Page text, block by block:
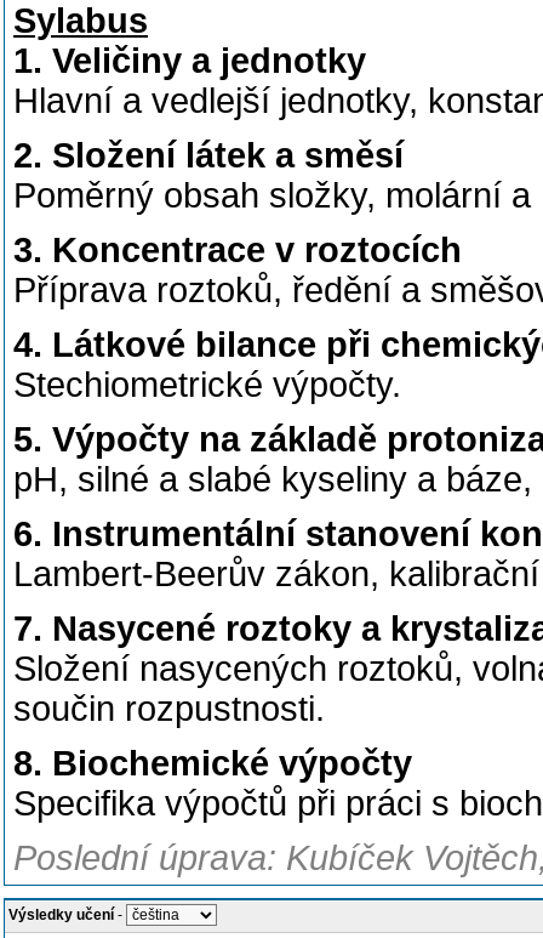
Sylabus
1. Veličiny a jednotky
Hlavní a vedlejší jednotky,
2. Složení látek a směsí
Poměrný obsah složky, molární
3. Koncentrace v roztocích
Příprava roztoků, ředění a
4. Látkové bilance při
Stechiometrické výpočty.
5. Výpočty na základě
pH, silné a slabé kyseliny a báze,
6. Instrumentální stanovení
Lambert-Beerův zákon,
7. Nasycené roztoky a
Složení nasycených roztoků,
součin rozpustnosti.
8. Biochemické výpočty
Specifika výpočtů při práci s
Poslední úprava: Kubíček
Výsledky učení -